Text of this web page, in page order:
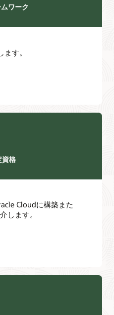
ワーク
す。
資格
Cloudに構築また
します。